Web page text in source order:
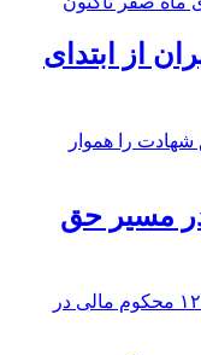
از ابتدای
مسیر حق